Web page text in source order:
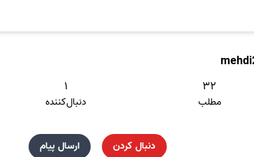
۳۲
مطلب
۱
دنبال‌کننده
دنبال کردن ارسال پیام